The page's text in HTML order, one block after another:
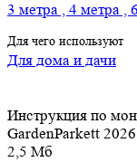
3 метра , 4 метра ,
Для чего используют
Для дома и дачи
Инструкция по
GardenParkett
2,5 Мб